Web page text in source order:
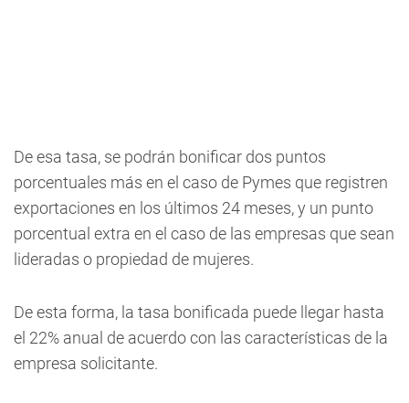
De esa tasa, se podrán bonificar dos puntos
porcentuales más en el caso de Pymes que registren
exportaciones en los últimos 24 meses, y un punto
porcentual extra en el caso de las empresas que sean
lideradas o propiedad de mujeres.
De esta forma, la tasa bonificada puede llegar hasta
el 22% anual de acuerdo con las características de la
empresa solicitante.